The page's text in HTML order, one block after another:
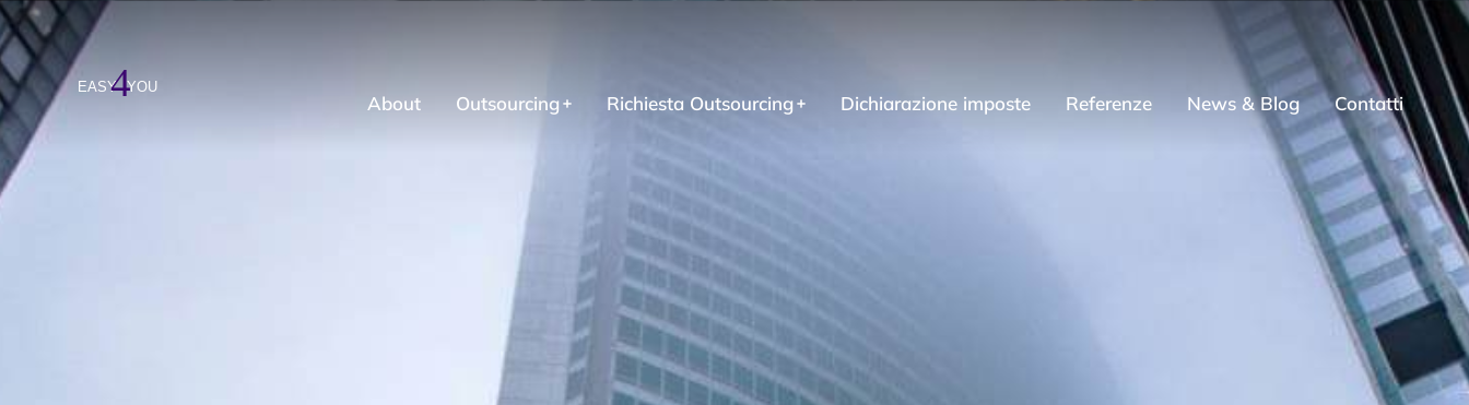
About Outsourcing Richiesta Outsourcing Dichiarazione imposte Referenze News & Blog Contatti